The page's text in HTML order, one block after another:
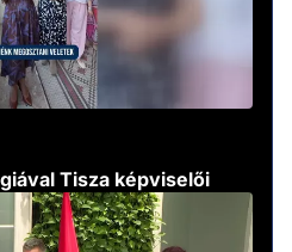
Tisza képviselői